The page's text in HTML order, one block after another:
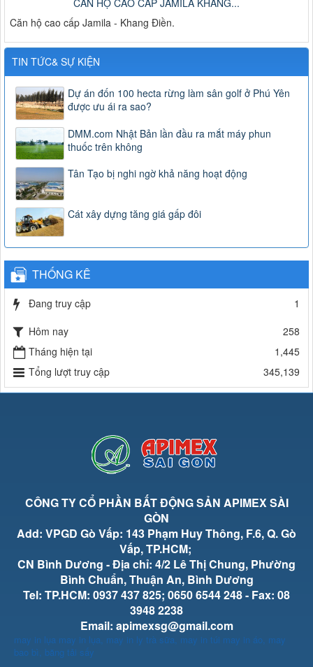
CĂN HỘ CAO CẤP JAMILA KHANG...
Căn hộ cao cấp Jamila - Khang Điền.
TIN TỨC& SỰ KIỆN
Dự án đốn 100 hecta rừng làm sân golf ở Phú Yên
được ưu ái ra sao?
DMM.com Nhật Bản lần đầu ra mắt máy phun
thuốc trên không
Tân Tạo bị nghi ngờ khả năng hoạt động
Cát xây dựng tăng giá gấp đôi
THỐNG KÊ
Đang truy cập
1
Hôm nay
258
Tháng hiện tại
1,445
Tổng lượt truy cập
345,139
CÔNG TY CỔ PHẦN BẤT ĐỘNG SẢN APIMEX SÀI
GÒN
Add: VPGD Gò Vấp: 143 Phạm Huy Thông, F.6, Q. Gò
Vấp, TP.HCM;
CN Bình Dương - Địa chỉ: 4/2 Lê Thị Chung, Phường
Bình Chuẩn, Thuận An, Bình Dương
Tel: TP.HCM: 0937 437 825; 0650 6544 248 - Fax: 08
3948 2238
Email: apimexsg@gmail.com
may in lụa may in lụa may in ly trà sữa may in túi may in áo may
bao bì băng tải sấy